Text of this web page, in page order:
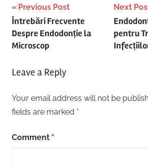
Post
navigation
Previous Post
Întrebări Frecvente
Despre Endodonție la
Microscop
Next
pentru
Leave a Reply
Your email address will not be
fields are marked *
Comment *